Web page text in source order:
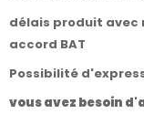
délais produit avec
accord BAT
Possibilité
vous avez besoin